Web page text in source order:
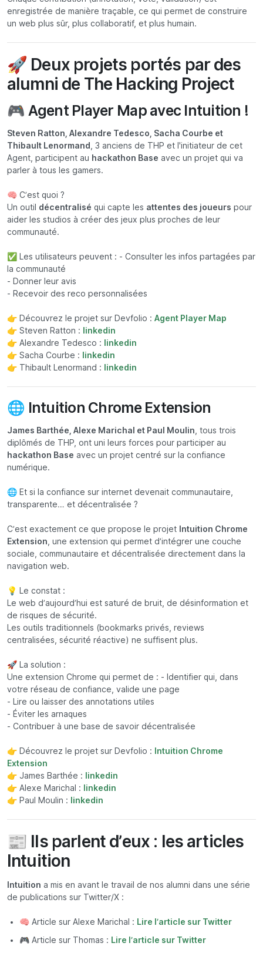
enregistrée de manière traçable, ce qui permet de construire
un web plus sûr, plus collaboratif, et plus humain.
🚀 Deux projets portés par des
alumni de The Hacking Project
🎮 Agent Player Map avec Intuition !
Steven Ratton, Alexandre Tedesco, Sacha Courbe et
Thibault Lenormand
, 3 anciens de THP et l'initiateur de cet
Agent, participent au hackathon Base avec un projet qui va
parler à tous les gamers.
🧠 C’est quoi ?
Un outil décentralisé qui capte les attentes des joueurs pour
aider les studios à créer des jeux plus proches de leur
communauté.
✅ Les utilisateurs peuvent : - Consulter les infos partagées par
la communauté
- Donner leur avis
- Recevoir des reco personnalisées
👉 Découvrez le projet sur Devfolio : Agent Player Map
👉 Steven Ratton :
linkedin
👉 Alexandre Tedesco :
linkedin
👉 Sacha Courbe :
linkedin
👉 Thibault Lenormand :
linkedin
🌐 Intuition Chrome Extension
James Barthée, Alexe Marichal et Paul Moulin , tous trois
diplômés de THP, ont uni leurs forces pour participer au
hackathon Base avec un projet centré sur la confiance
numérique.
🌐 Et si la confiance sur internet devenait communautaire,
transparente… et décentralisée ?
C’est exactement ce que propose le projet Intuition Chrome
Extension , une extension qui permet d’intégrer une couche
sociale, communautaire et décentralisée directement dans la
navigation web.
💡 Le constat :
Le web d’aujourd’hui est saturé de bruit, de désinformation et
de risques de sécurité.
Les outils traditionnels (bookmarks privés, reviews
centralisées, sécurité réactive) ne suffisent plus.
🚀 La solution :
Une extension Chrome qui permet de : - Identifier qui, dans
votre réseau de confiance, valide une page
- Lire ou laisser des annotations utiles
- Éviter les arnaques
- Contribuer à une base de savoir décentralisée
👉 Découvrez le projet sur Devfolio :
Intuition Chrome
Extension
👉 James Barthée :
linkedin
👉 Alexe Marichal :
linkedin
👉 Paul Moulin :
linkedin
📰 Ils parlent d’eux : les articles
Intuition
Intuition a mis en avant le travail de nos alumni dans une série
de publications sur Twitter/X :
🧠 Article sur Alexe Marichal : Lire l’article sur Twitter
🎮 Article sur Thomas : Lire l’article sur Twitter